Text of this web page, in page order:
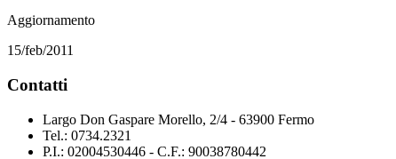
Aggiornamento
15/feb/2011
Contatti
Largo Don Gaspare Morello, 2/4 - 63900 Fermo
Tel.: 0734.2321
P.I.: 02004530446 - C.F.: 90038780442